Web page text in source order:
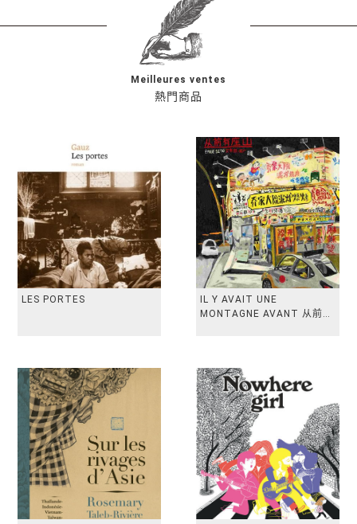
熱門商品
Meilleures ventes
LES PORTES
IL Y AVAIT UNE
MONTAGNE AVANT 从前有